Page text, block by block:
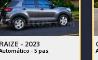
RAIZE - 2023
- 5 pas.